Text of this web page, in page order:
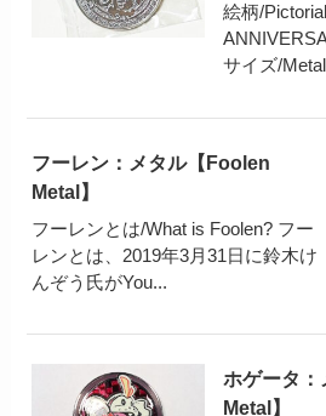
絵柄/
サイズ/
フーレン：メタル【Foolen
Metal】
フーレンとは/What is Foolen? フー
レンとは、2019年3月31日に鈴木け
んぞう氏がYou...
ホゲータ
Metal】